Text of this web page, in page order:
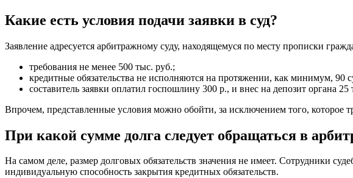
Какие есть условия подачи заявки в суд?
Заявление адресуется арбитражному суду, находящемуся по месту прописки
требования не менее 500 тыс. руб.;
кредитные обязательства не исполняются на протяжении, как минимум, 90
составитель заявки оплатил госпошлину 300 р., и внес на депозит органа 25
Впрочем, представленные условия можно обойти, за исключением того, которое
При какой сумме долга следует обращаться в
На самом деле, размер долговых обязательств значения не имеет. Сотрудники
индивидуальную способность закрытия кредитных обязательств.